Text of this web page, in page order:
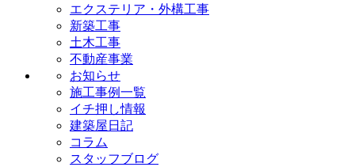
エクステリア・外構工事
新築工事
土木工事
不動産事業
お知らせ
施工事例一覧
イチ押し情報
建築屋日記
コラム
スタッフブログ